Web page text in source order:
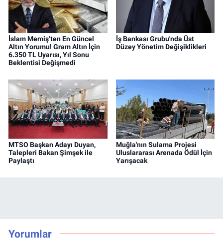
İslam Memiş’ten En Güncel
Altın Yorumu! Gram Altın İçin
6.350 TL Uyarısı, Yıl Sonu
Beklentisi Değişmedi
İş Bankası Grubu'nda Üst
Düzey Yönetim Değişiklikleri
MTSO Başkan Adayı Duyan,
Talepleri Bakan Şimşek ile
Paylaştı
Muğla'nın Sulama Projesi
Uluslararası Arenada Ödül İçin
Yarışacak
Yorumlar